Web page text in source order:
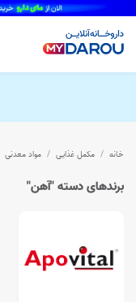
خانه مکمل غذایی مواد معدنی
برندهای دسته "آهن"